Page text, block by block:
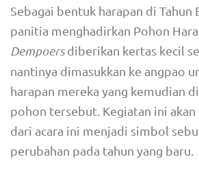
Sebagai bentuk harapan di Tahun
panitia menghadirkan Pohon
Dempoersdiberikan kertas kecil
nantinya dimasukkan ke angpao
harapan mereka yang kemudian
pohon tersebut. Kegiatan ini
dari acara ini menjadi simbol
perubahan pada tahun yang baru.